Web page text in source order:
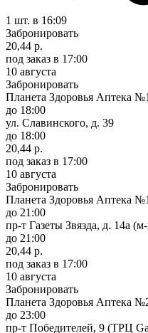
1 шт. в 16:09
Забронировать
20,44 р.
под заказ в 17:00
10 августа
Забронировать
Планета Здоровья Аптека №1
до 18:00
ул. Славинского, д. 39
до 18:00
20,44 р.
под заказ в 17:00
10 августа
Забронировать
Планета Здоровья Аптека
до 21:00
пр-т Газеты Звязда, д. 14а
до 21:00
20,44 р.
под заказ в 17:00
10 августа
Забронировать
Планета Здоровья Аптека
до 23:00
пр-т Победителей, 9 (ТРЦ